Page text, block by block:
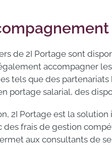
de 2I Portage sont
accompagner
tels que des
portage salarial, des
2I Portage est la
des frais de gestion
aux consultants de